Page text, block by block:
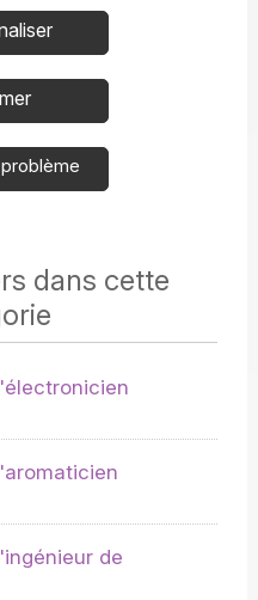
dans cette
de